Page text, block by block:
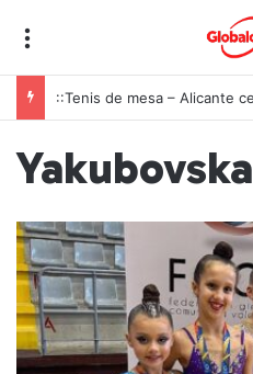
Yakubovska